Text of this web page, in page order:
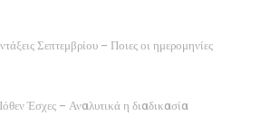
Σεπτεμβρίου – Ποιες οι ημερομηνίες
Έσχες – Αναλυτικά η διαδικασία